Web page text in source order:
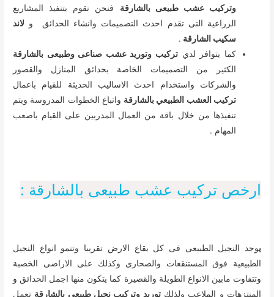
وتركيب عشب طبيعى بالشارقة فنحن نقوم بتنفيذ المشاريع
الزراعية التى تقدم احدث التصميمات وانشاء الحدائق و لاند
سكيب الشارقة .
كما يتوافر لدي تركيب وتوريد عشب صناعى وطبيعى بالشارقة
الكثير من التصميمات الخاصة بحدائق المنازل والقصور
والشركات واستخدام احدث الاساليب الحديثة للقيام باعمال
تركيب العشب الطبيعي بالشارقة واتباع الخطوات المدروسة ويتم
تنفيذها من خلال باقة من العمال المدربين على القيام باصعب
المهام .
ارخص تركيب عشب طبيعى بالشارقة :
يوجد النجيل الطبيعى فى كل بقاع الارض تقريبا وتنمو انواع النجيل
الطبيعية فوق المستنقعات والصحارى وكذلك على الاراضى الخصبة
وتتفاوت مابين الانواع الطويلة والقصيرة كما يتكون منها اجمل الحدائق و
المنتزهات و الملاعب ولذلكتوريد وتركيب نجيل طبيعى بالشارقة تعمل